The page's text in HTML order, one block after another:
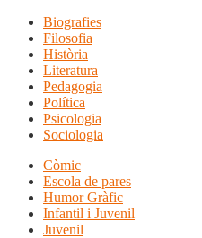
Biografies
Filosofia
Història
Literatura
Pedagogia
Política
Psicologia
Sociologia
Còmic
Escola de pares
Humor Gràfic
Infantil i Juvenil
Juvenil